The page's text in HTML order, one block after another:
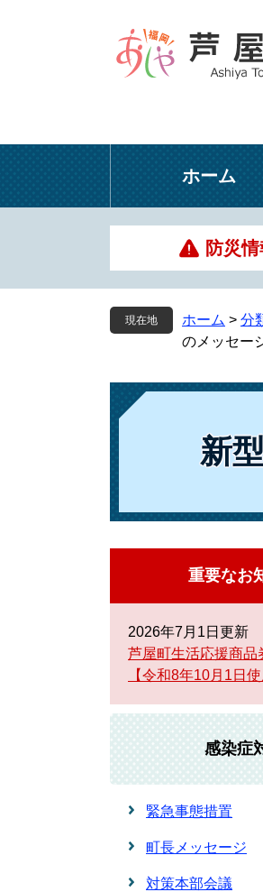
本
ホーム
防災情
現在地 ホーム > 分
のメッセー
新
重要なお
2026年7月1日更新
芦屋町生活応援商品
【令和8年10月1日使
感染症
緊急事態措置
町長メッセージ
対策本部会議